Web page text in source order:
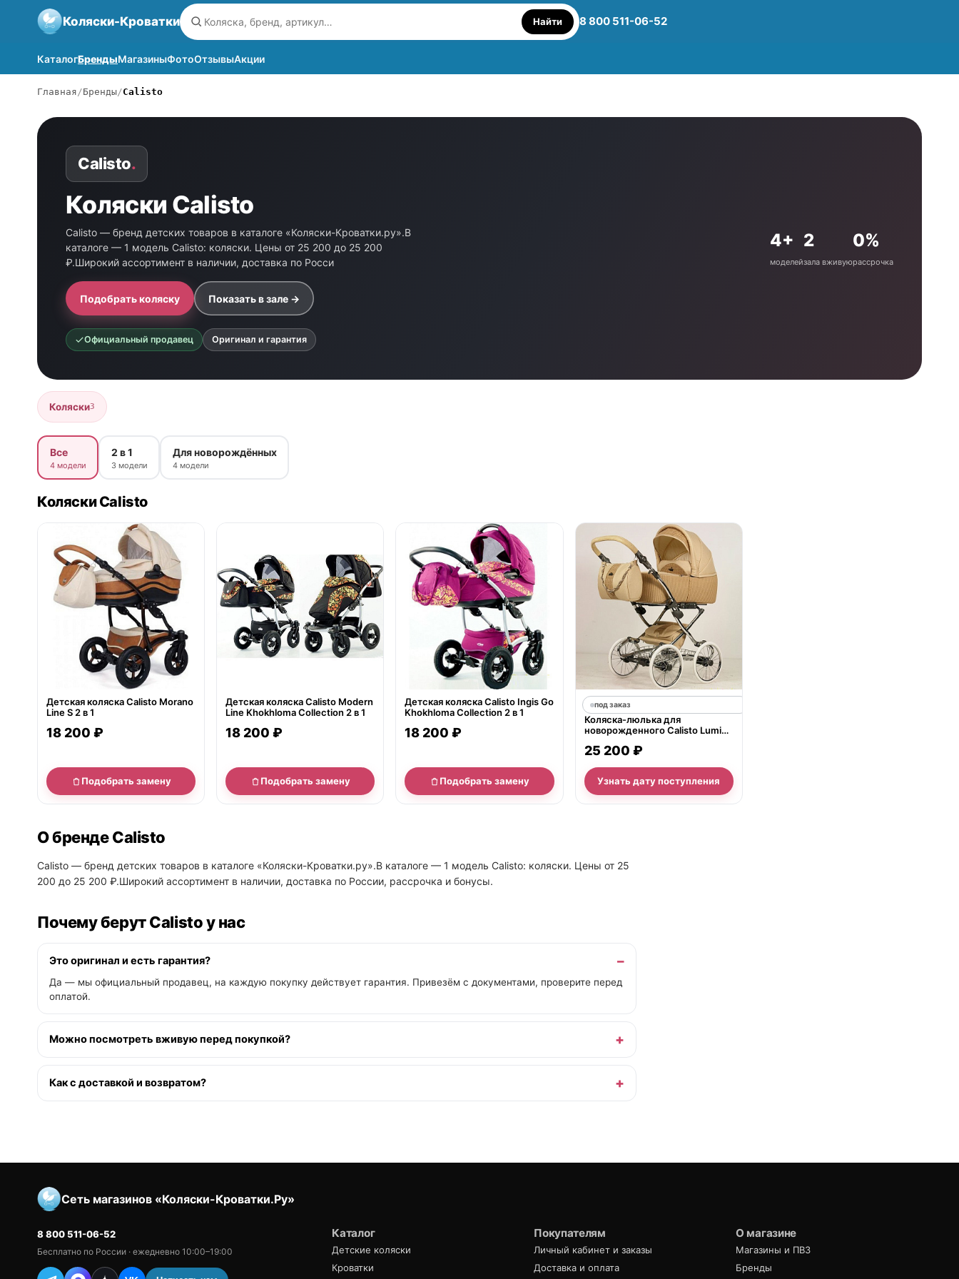
Коляски-Кроватки Найти 8 800 511-06-52
КаталогБрендыМагазиныФотоОтзывыАкции
Главная Бренды Calisto
Calisto.
Коляски Calisto
Calisto — бренд детских товаров в каталоге «Коляски-Кроватки.ру».В
каталоге — 1 модель Calisto: коляски. Цены от 25 200 до 25 200
₽.Широкий ассортимент в наличии, доставка по Росси
Подобрать коляску Показать в зале →
Официальный продавец Оригинал и гарантия
4+
моделей
2
зала вживую
0%
рассрочка
Коляски3
Все
4 модели
2 в 1
3 модели
Для новорождённых
4 модели
Коляски Calisto
Детская коляска Calisto Morano
Line S 2 в 1
18 200 ₽
Подобрать замену
Детская коляска Calisto Modern
Line Khokhloma Collection 2 в 1
18 200 ₽
Подобрать замену
Детская коляска Calisto Ingis Go
Khokhloma Collection 2 в 1
18 200 ₽
Подобрать замену
под заказ
Коляска-люлька для
новорожденного Calisto Lumi
25 200 ₽
Узнать дату поступления
О бренде Calisto
Calisto — бренд детских товаров в каталоге «Коляски-Кроватки.ру».В каталоге — 1 модель Calisto: коляски. Цены от 25
200 до 25 200 ₽.Широкий ассортимент в наличии, доставка по России, рассрочка и бонусы.
Почему берут Calisto у нас
Это оригинал и есть гарантия?
Да — мы официальный продавец, на каждую покупку действует гарантия. Привезём с документами, проверите перед
оплатой.
Можно посмотреть вживую перед покупкой?
Как с доставкой и возвратом?
Сеть магазинов «Коляски-Кроватки.Ру»
8 800 511-06-52
Бесплатно по России · ежедневно 10:00–19:00
Каталог
Детские коляски
Кроватки
Покупателям
Личный кабинет и заказы
Доставка и оплата
О магазине
Магазины и ПВЗ
Бренды